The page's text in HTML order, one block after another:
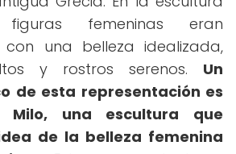
femeninas eran
con una belleza idealizada,
y rostros serenos. Un
de esta representación es
una escultura que
de la belleza femenina